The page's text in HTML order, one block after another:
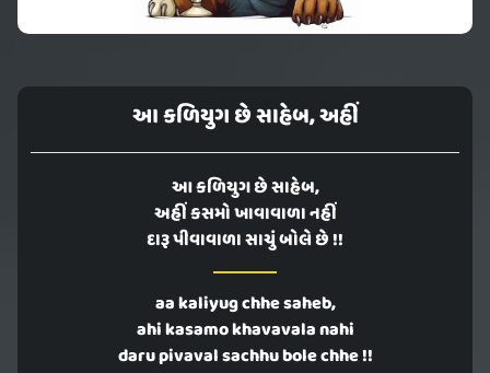
આ કળિયુગ છે સાહેબ, અહીં
આ કળિયુગ છે સાહેબ,
અહીં કસમો ખાવાવાળા નહીં
દારૂ પીવાવાળા સાચું બોલે છે !!
aa kaliyug chhe saheb,
ahi kasamo khavavala nahi
daru pivaval sachhu bole chhe !!